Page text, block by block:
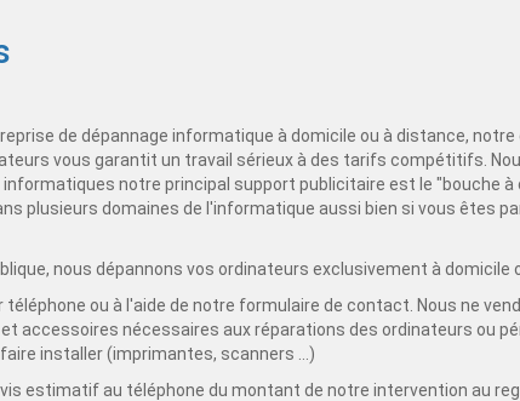
de dépannage informatique à domicile ou à distance, notre
vous garantit un travail sérieux à des tarifs compétitifs.
notre principal support publicitaire est le "bouche à
plusieurs domaines de l'informatique aussi bien si vous êtes
nous dépannons vos ordinateurs exclusivement à domicile
ou à l'aide de notre formulaire de contact. Nous ne
accessoires nécessaires aux réparations des ordinateurs ou
installer (imprimantes, scanners ...)
estimatif au téléphone du montant de notre intervention au